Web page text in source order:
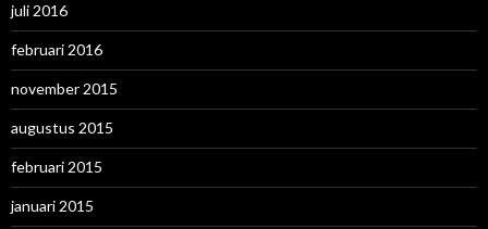
juli 2016
februari 2016
november 2015
augustus 2015
februari 2015
januari 2015